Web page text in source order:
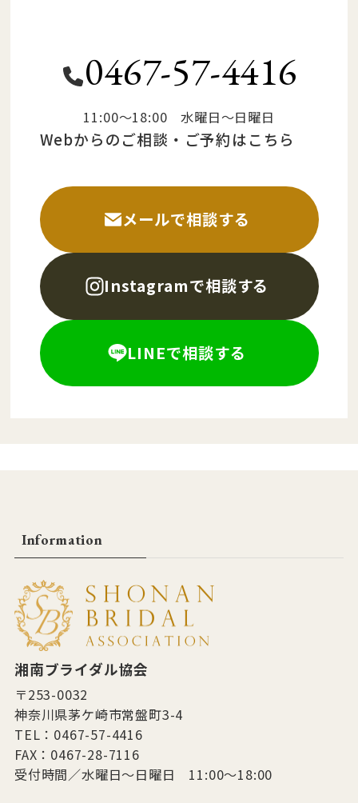
0467-57-4416
11:00～18:00 水曜日～日曜日
Webからのご相談・ご予約はこちら
メールで相談する
Instagramで相談する
LINEで相談する
Information
湘南ブライダル協会
〒253-0032
神奈川県茅ケ崎市常盤町3-4
TEL：0467-57-4416
FAX：0467-28-7116
受付時間／水曜日～日曜日 11:00～18:00